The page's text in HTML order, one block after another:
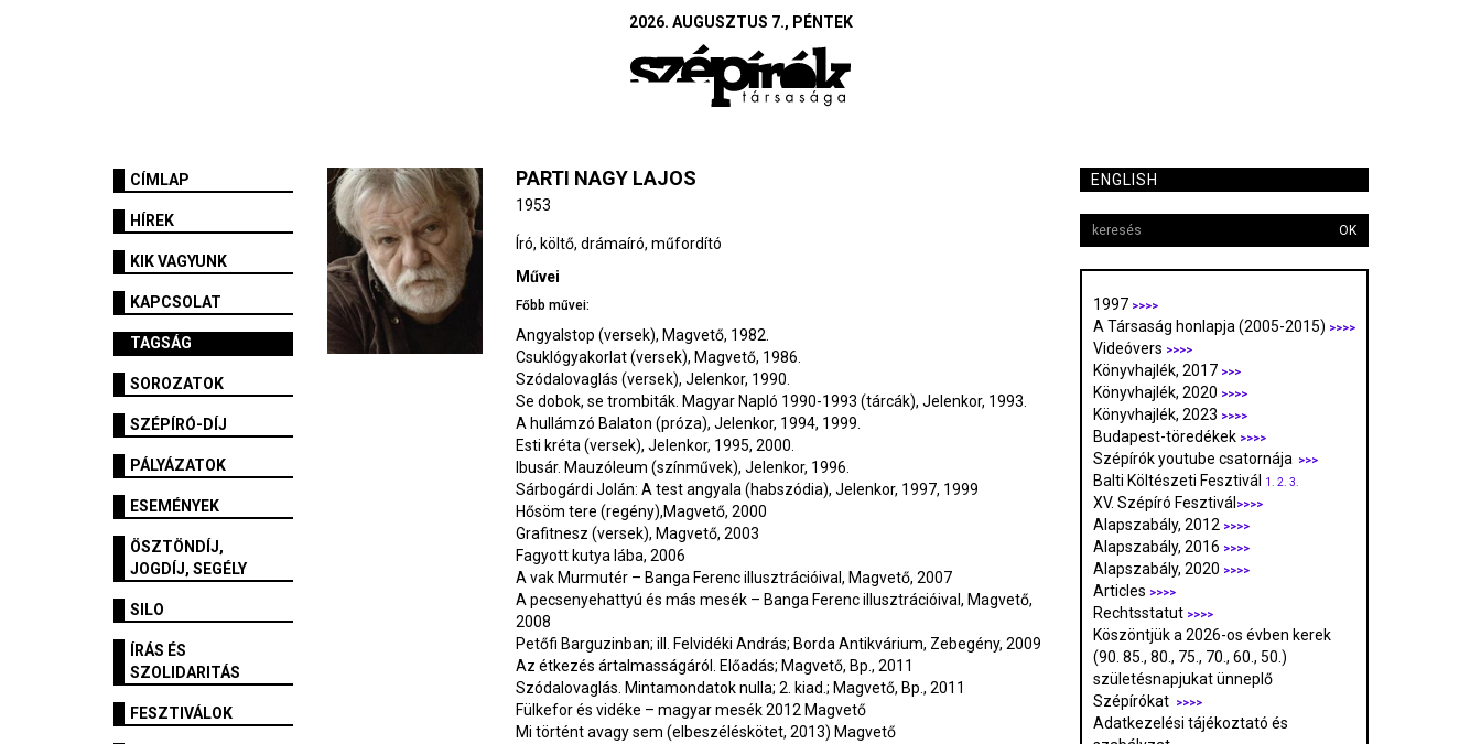
2026. AUGUSZTUS 7., PÉNTEK
CÍMLAP
HÍREK
KIK VAGYUNK
KAPCSOLAT
TAGSÁG
SOROZATOK
SZÉPÍRÓ-DÍJ
PÁLYÁZATOK
ESEMÉNYEK
ÖSZTÖNDÍJ,
JOGDÍJ, SEGÉLY
SILO
ÍRÁS ÉS
SZOLIDARITÁS
FESZTIVÁLOK
PARTI NAGY LAJOS
1953
Író, költő, drámaíró, műfordító
Művei
Főbb művei:
Angyalstop (versek), Magvető, 1982.
Csuklógyakorlat (versek), Magvető, 1986.
Szódalovaglás (versek), Jelenkor, 1990.
Se dobok, se trombiták. Magyar Napló 1990-1993 (tárcák), Jelenkor, 1993.
A hullámzó Balaton (próza), Jelenkor, 1994, 1999.
Esti kréta (versek), Jelenkor, 1995, 2000.
Ibusár. Mauzóleum (színművek), Jelenkor, 1996.
Sárbogárdi Jolán: A test angyala (habszódia), Jelenkor, 1997, 1999
Hősöm tere (regény),Magvető, 2000
Grafitnesz (versek), Magvető, 2003
Fagyott kutya lába, 2006
A vak Murmutér – Banga Ferenc illusztrációival, Magvető, 2007
A pecsenyehattyú és más mesék – Banga Ferenc illusztrációival, Magvető,
2008
Petőfi Barguzinban; ill. Felvidéki András; Borda Antikvárium, Zebegény, 2009
Az étkezés ártalmasságáról. Előadás; Magvető, Bp., 2011
Szódalovaglás. Mintamondatok nulla; 2. kiad.; Magvető, Bp., 2011
Fülkefor és vidéke – magyar mesék 2012 Magvető
Mi történt avagy sem (elbeszéléskötet, 2013) Magvető
ENGLISH
OK
1997 >>>>
A Társaság honlapja (2005-2015) >>>>
Videóvers >>>>
Könyvhajlék, 2017 >>>
Könyvhajlék, 2020 >>>>
Könyvhajlék, 2023 >>>>
Budapest-töredékek >>>>
Szépírók youtube csatornája >>>
Balti Költészeti Fesztivál 1. 2. 3.
XV. Szépíró Fesztivál >>>>
Alapszabály, 2012 >>>>
Alapszabály, 2016 >>>>
Alapszabály, 2020 >>>>
Articles >>>>
Rechtsstatut >>>>
Köszöntjük a 2026-os évben kerek
(90. 85., 80., 75., 70., 60., 50.)
születésnapjukat ünneplő
Szépírókat
>>>>
Adatkezelési tájékoztató és